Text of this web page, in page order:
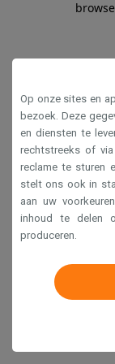
Op onze sites en
bezoek. Deze
en diensten te
rechtstreeks of
reclame te sturen
stelt ons ook in
aan uw
inhoud te delen
produceren.